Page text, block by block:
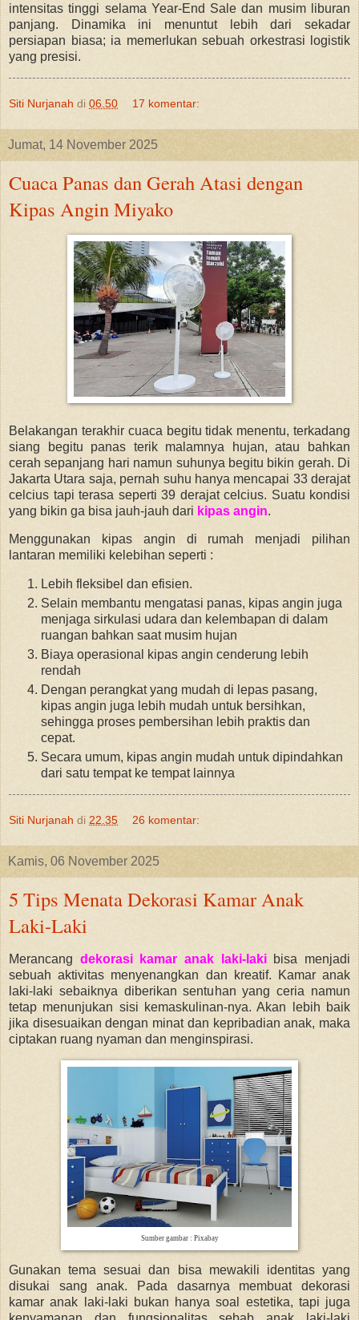
intensitas tinggi selama Year-End Sale dan musim liburan
panjang. Dinamika ini menuntut lebih dari sekadar
persiapan biasa; ia memerlukan sebuah orkestrasi logistik
yang presisi.
Siti Nurjanah di 06.50 17 komentar:
Jumat, 14 November 2025
Cuaca Panas dan Gerah Atasi dengan
Kipas Angin Miyako
Belakangan terakhir cuaca begitu tidak menentu, terkadang
siang begitu panas terik malamnya hujan, atau bahkan
cerah sepanjang hari namun suhunya begitu bikin gerah. Di
Jakarta Utara saja, pernah suhu hanya mencapai 33 derajat
celcius tapi terasa seperti 39 derajat celcius. Suatu kondisi
yang bikin ga bisa jauh-jauh dari kipas angin.
Menggunakan kipas angin di rumah menjadi pilihan
lantaran memiliki kelebihan seperti :
Lebih fleksibel dan efisien.
Selain membantu mengatasi panas, kipas angin juga
menjaga sirkulasi udara dan kelembapan di dalam
ruangan bahkan saat musim hujan
Biaya operasional kipas angin cenderung lebih
rendah
Dengan perangkat yang mudah di lepas pasang,
kipas angin juga lebih mudah untuk bersihkan,
sehingga proses pembersihan lebih praktis dan
cepat.
Secara umum, kipas angin mudah untuk dipindahkan
dari satu tempat ke tempat lainnya
Siti Nurjanah di 22.35 26 komentar:
Kamis, 06 November 2025
5 Tips Menata Dekorasi Kamar Anak
Laki-Laki
Merancang dekorasi kamar anak laki-lakibisa menjadi
sebuah aktivitas menyenangkan dan kreatif. Kamar anak
laki-laki sebaiknya diberikan sentuhan yang ceria namun
tetap menunjukan sisi kemaskulinan-nya. Akan lebih baik
jika disesuaikan dengan minat dan kepribadian anak, maka
ciptakan ruang nyaman dan menginspirasi.
Sumber gambar : Pixabay
Gunakan tema sesuai dan bisa mewakili identitas yang
disukai sang anak. Pada dasarnya membuat dekorasi
kamar anak laki-laki bukan hanya soal estetika, tapi juga